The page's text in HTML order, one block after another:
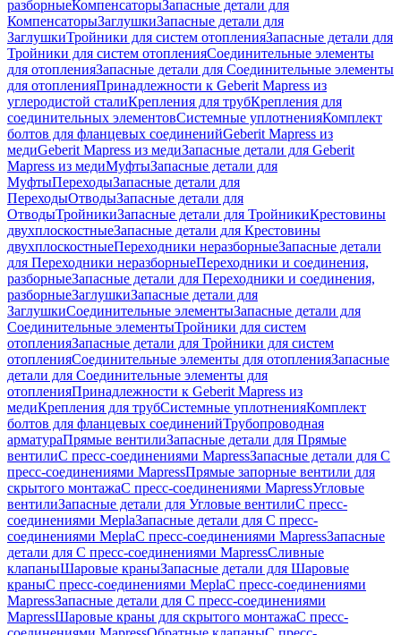
разборныеКомпенсаторыЗапасные детали для
КомпенсаторыЗаглушкиЗапасные детали для
ЗаглушкиТройники для систем отопленияЗапасные детали для
Тройники для систем отопленияСоединительные элементы
для отопленияЗапасные детали для Соединительные элементы
для отопленияПринадлежности к Geberit Mapress из
углеродистой сталиКрепления для трубКрепления для
соединительных элементовСистемные уплотненияКомплект
болтов для фланцевых соединенийGeberit Mapress из
медиGeberit Mapress из медиЗапасные детали для Geberit
Mapress из медиМуфтыЗапасные детали для
МуфтыПереходыЗапасные детали для
ПереходыОтводыЗапасные детали для
ОтводыТройникиЗапасные детали для ТройникиКрестовины
двухплоскостныеЗапасные детали для Крестовины
двухплоскостныеПереходники неразборныеЗапасные детали
для Переходники неразборныеПереходники и соединения,
разборныеЗапасные детали для Переходники и соединения,
разборныеЗаглушкиЗапасные детали для
ЗаглушкиСоединительные элементыЗапасные детали для
Соединительные элементыТройники для систем
отопленияЗапасные детали для Тройники для систем
отопленияСоединительные элементы для отопленияЗапасные
детали для Соединительные элементы для
отопленияПринадлежности к Geberit Mapress из
медиКрепления для трубСистемные уплотненияКомплект
болтов для фланцевых соединенийТрубопроводная
арматураПрямые вентилиЗапасные детали для Прямые
вентилиС пресс-соединениями MapressЗапасные детали для С
пресс-соединениями MapressПрямые запорные вентили для
скрытого монтажаС пресс-соединениями MapressУгловые
вентилиЗапасные детали для Угловые вентилиС пресс-
соединениями MeplaЗапасные детали для С пресс-
соединениями MeplaС пресс-соединениями MapressЗапасные
детали для С пресс-соединениями MapressСливные
клапаныШаровые краныЗапасные детали для Шаровые
краныС пресс-соединениями MeplaС пресс-соединениями
MapressЗапасные детали для С пресс-соединениями
MapressШаровые краны для скрытого монтажаС пресс-